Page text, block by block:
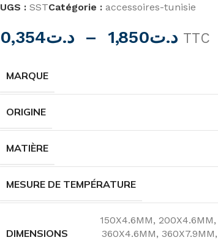
UGS : SSTCatégorie : accessoires-tunisie
د.ت0,354 – د.ت1,850 TTC
MARQUE
ORIGINE
MATIÈRE
MESURE DE TEMPÉRATURE
DIMENSIONS
150X4.6MM, 200X4.6MM,
360X4.6MM, 360X7.9MM,